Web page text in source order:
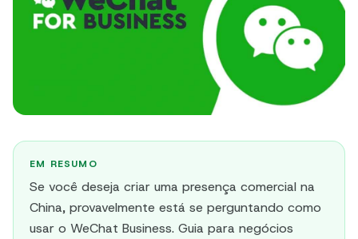
EM RESUMO
Se você deseja criar uma presença comercial na
China, provavelmente está se perguntando como
usar o WeChat Business. Guia para negócios